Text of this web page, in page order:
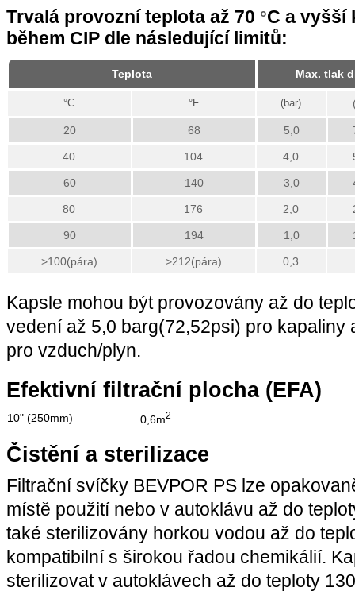
Trvalá provozní teplota až 70 °C a vyšší
během CIP dle následující limitů:
Teplota Max. tlak
°C °F (bar)
20 68 5,0
40 104 4,0
60 140 3,0
80 176 2,0
90 194 1,0
>100(pára) >212(pára) 0,3
Kapsle mohou být provozovány až do
vedení až 5,0 barg(72,52psi) pro kapaliny
pro vzduch/plyn.
Efektivní filtrační plocha (EFA)
10" (250mm) 0,6m2
Čistění a sterilizace
Filtrační svíčky BEVPOR PS lze
místě použití nebo v autoklávu až do
také sterilizovány horkou vodou až do
kompatibilní s širokou řadou chemikálií.
sterilizovat v autoklávech až do teploty 130